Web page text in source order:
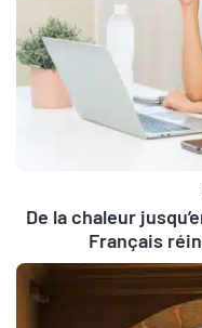
De la chaleur
Français